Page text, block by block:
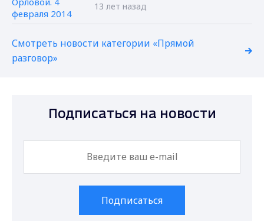
13 лет назад
Смотреть новости категории «Прямой
разговор»
Подписаться на новости
Подписаться